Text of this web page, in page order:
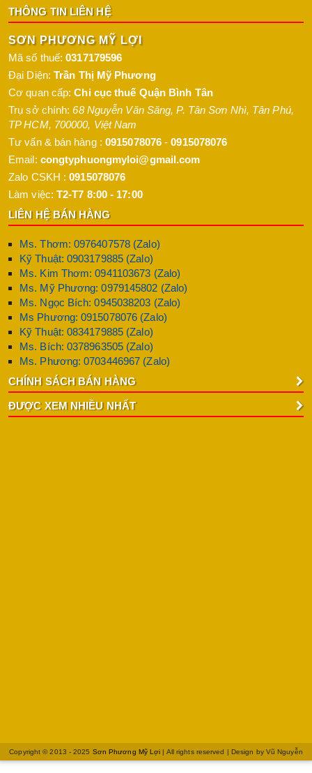
THÔNG TIN LIÊN HỆ
SƠN PHƯƠNG MỸ LỢI
Mã số thuế:0317179596
Đại Diện: Trần Thị Mỹ Phương
Cơ quan cấp:Chi cục thuế Quận Bình Tân
Trụ sở chính:68 Nguyễn Văn Săng, P. Tân Sơn Nhì, Tân Phú,
TP HCM, 700000, Việt Nam
Tư vấn & bán hàng : 0915078076 -0915078076
Email: congtyphuongmyloi@gmail.com
Zalo CSKH :0915078076
Làm việc: T2-T7 8:00 - 17:00
LIÊN HỆ BÁN HÀNG
Ms. Thơm: 0976407578 (Zalo)
Kỹ Thuật: 0903179885 (Zalo)
Ms. Kim Thơm: 0941103673 (Zalo)
Ms. Mỹ Phương: 0979145802 (Zalo)
Ms. Ngọc Bích: 0945038203 (Zalo)
Ms Phương: 0915078076 (Zalo)
Kỹ Thuật: 0834179885 (Zalo)
Ms. Bích: 0378963505 (Zalo)
Ms. Phương: 0703446967 (Zalo)
CHÍNH SÁCH BÁN HÀNG
ĐƯỢC XEM NHIỀU NHẤT
Copyright © 2013 - 2025 Sơn Phương Mỹ Lợi | All rights reserved | Design by Vũ Nguyễn